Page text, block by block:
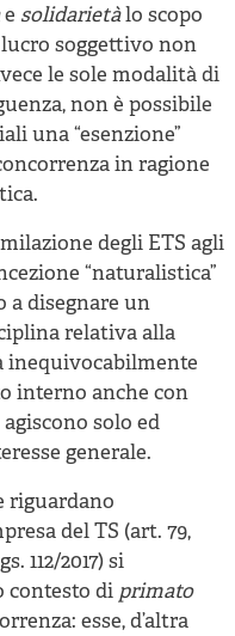
e solidarietàlo scopo
soggettivo non
le sole modalità di
non è possibile
una “esenzione”
in ragione
degli ETS agli
“naturalistica”
a disegnare un
relativa alla
inequivocabilmente
interno anche con
solo ed
generale.
riguardano
del TS (art. 79,
112/2017) si
contesto di primato
esse, d’altra